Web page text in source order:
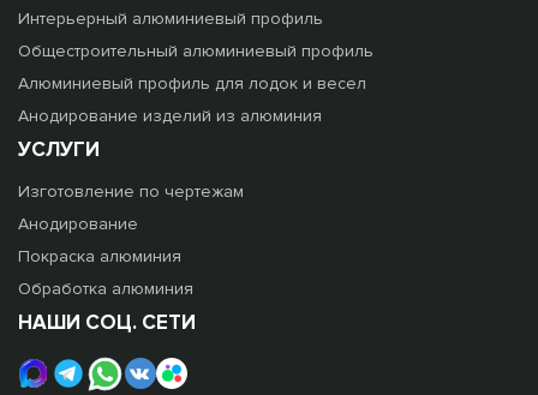
Интерьерный алюминиевый профиль
Общестроительный алюминиевый профиль
Алюминиевый профиль для лодок и весел
Анодирование изделий из алюминия
УСЛУГИ
Изготовление по чертежам
Анодирование
Покраска алюминия
Обработка алюминия
НАШИ СОЦ. СЕТИ